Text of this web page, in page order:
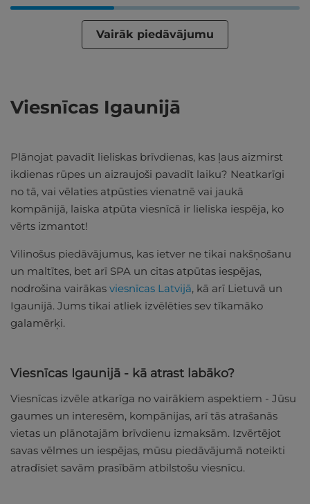
Vairāk piedāvājumu
Viesnīcas Igaunijā
Plānojat pavadīt lieliskas brīvdienas, kas ļaus aizmirst
ikdienas rūpes un aizraujoši pavadīt laiku? Neatkarīgi
no tā, vai vēlaties atpūsties vienatnē vai jaukā
kompānijā, laiska atpūta viesnīcā ir lieliska iespēja, ko
vērts izmantot!
Vilinošus piedāvājumus, kas ietver ne tikai nakšņošanu
un maltītes, bet arī SPA un citas atpūtas iespējas,
nodrošina vairākas viesnīcas Latvijā, kā arī Lietuvā un
Igaunijā. Jums tikai atliek izvēlēties sev tīkamāko
galamērķi.
Viesnīcas Igaunijā - kā atrast labāko?
Viesnīcas izvēle atkarīga no vairākiem aspektiem - Jūsu
gaumes un interesēm, kompānijas, arī tās atrašanās
vietas un plānotajām brīvdienu izmaksām. Izvērtējot
savas vēlmes un iespējas, mūsu piedāvājumā noteikti
atradīsiet savām prasībām atbilstošu viesnīcu.